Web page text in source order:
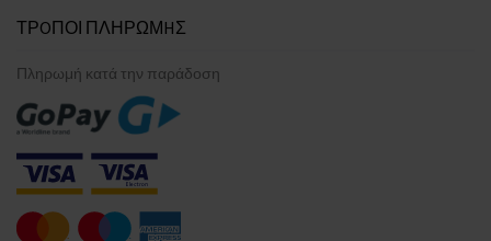
ΤΡOΠΟΙ ΠΛΗΡΩΜHΣ
Πληρωμή κατά την παράδοση